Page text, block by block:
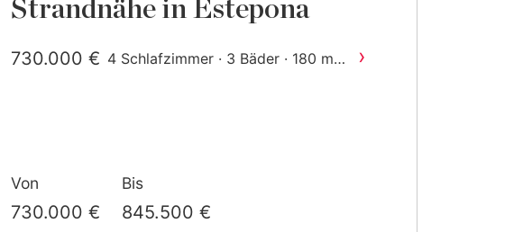
Strandnähe in Estepona
730.000 € 4 Schlafzimmer · 3 Bäder · 180 m ›
Von
730.000 €
Bis
845.500 €